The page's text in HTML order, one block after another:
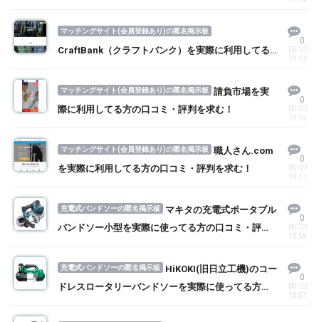
マッチングサイト(会員登録あり)の匿名掲示板
CraftBank（クラフトバンク）を実際に利用してる
0
05/27
19:13
マッチングサイト(会員登録あり)の匿名掲示板
請負市場を実
際に利用してる方の口コミ・評判を求む！
0
05/27
19:12
マッチングサイト(会員登録あり)の匿名掲示板
職人さん.com
を実際に利用してる方の口コミ・評判を求む！
0
05/27
19:11
充電式バンドソーの匿名掲示板
マキタの充電式ポータブル
バンドソー小型を実際に使ってる方の口コミ・評判
0
05/22
15:58
充電式バンドソーの匿名掲示板
HiKOKI(旧日立工機)のコー
ドレスロータリーバンドソーを実際に使ってる方の
0
05/22
15:57